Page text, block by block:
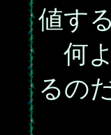
値す
何よ
るの